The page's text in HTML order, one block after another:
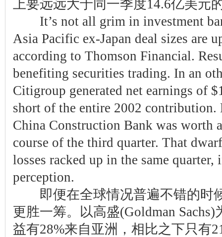
上要远远大于同一季度14.6亿美元
It’s not all grim in investment
Asia Pacific ex-Japan deal sizes are
according to Thomson Financial.
benefiting securities trading. In an
Citigroup generated net earnings of
short of the entire 2002 contribution.
China Construction Bank was worth
course of the third quarter. That
losses racked up in the same
perception.
即便在全球情况普遍不错的时
更胜一筹。以高盛(Goldman
益有28%来自亚洲，相比之下只有